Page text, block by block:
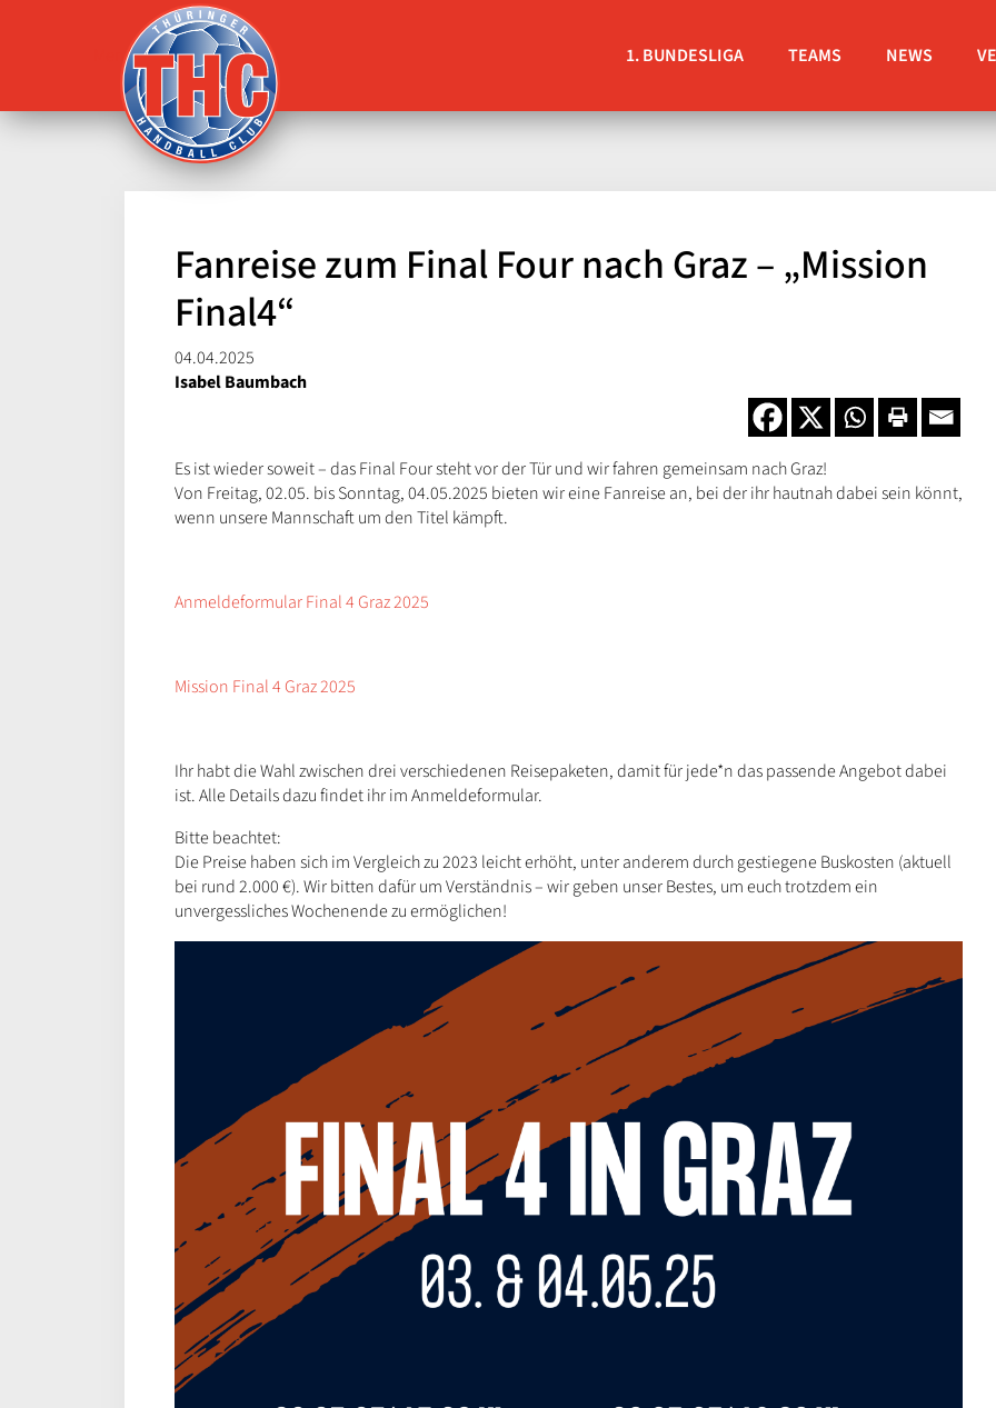
Menü 1. BUNDESLIGA TEAMS NEWS
Fanreise zum Final Four nach Graz – „Mission
Final4“
04.04.2025
Isabel Baumbach
Es ist wieder soweit – das Final Four steht vor der Tür und wir fahren gemeinsam nach Graz!
Von Freitag, 02.05. bis Sonntag, 04.05.2025 bieten wir eine Fanreise an, bei der ihr hautnah dabei sein könnt,
wenn unsere Mannschaft um den Titel kämpft.
Anmeldeformular Final 4 Graz 2025
Mission Final 4 Graz 2025
Ihr habt die Wahl zwischen drei verschiedenen Reisepaketen, damit für jede*n das passende Angebot dabei
ist. Alle Details dazu findet ihr im Anmeldeformular.
Bitte beachtet:
Die Preise haben sich im Vergleich zu 2023 leicht erhöht, unter anderem durch gestiegene Buskosten (aktuell
bei rund 2.000 €). Wir bitten dafür um Verständnis – wir geben unser Bestes, um euch trotzdem ein
unvergessliches Wochenende zu ermöglichen!